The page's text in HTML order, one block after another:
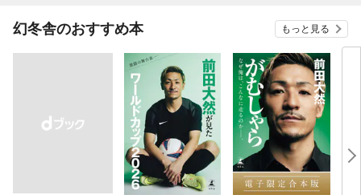
幻冬舎のおすすめ本 もっと見る